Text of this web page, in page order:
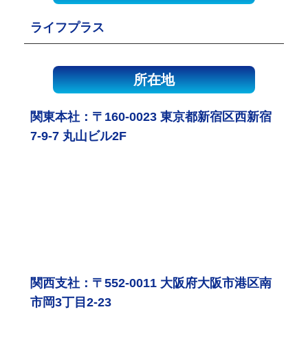
ライフプラス
所在地
関東本社：〒160-0023 東京都新宿区西新宿
7-9-7 丸山ビル2F
関西支社：〒552-0011 大阪府大阪市港区南
市岡3丁目2-23